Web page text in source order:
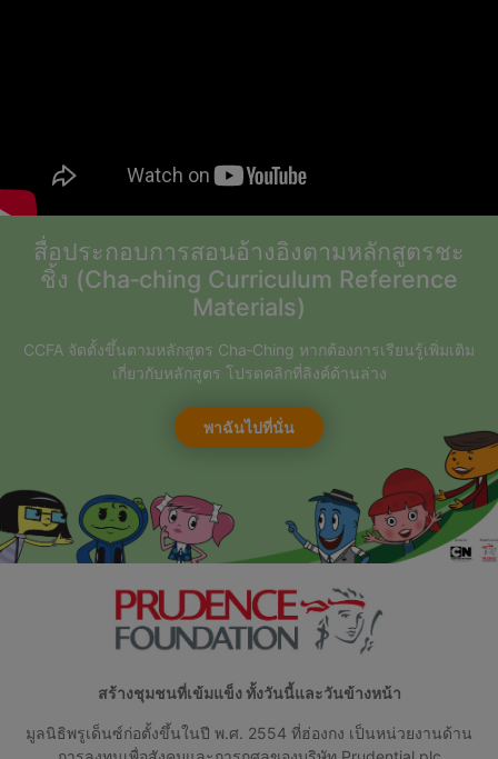
สื่อประกอบการสอนอ้างอิงตามหลักสูตรชะ
ชิ้ง (Cha‑ching Curriculum Reference
Materials)
CCFA จัดตั้งขึ้นตามหลักสูตร Cha‑Ching หากต้องการเรียนรู้เพิ่มเติม
เกี่ยวกับหลักสูตร โปรดคลิกที่ลิงค์ด้านล่าง
พาฉันไปที่นั่น
สร้างชุมชนที่เข้มแข็ง ทั้งวันนี้และวันข้างหน้า
มูลนิธิพรูเด็นซ์ก่อตั้งขึ้นในปี พ.ศ. 2554 ที่ฮ่องกง เป็นหน่วยงานด้าน